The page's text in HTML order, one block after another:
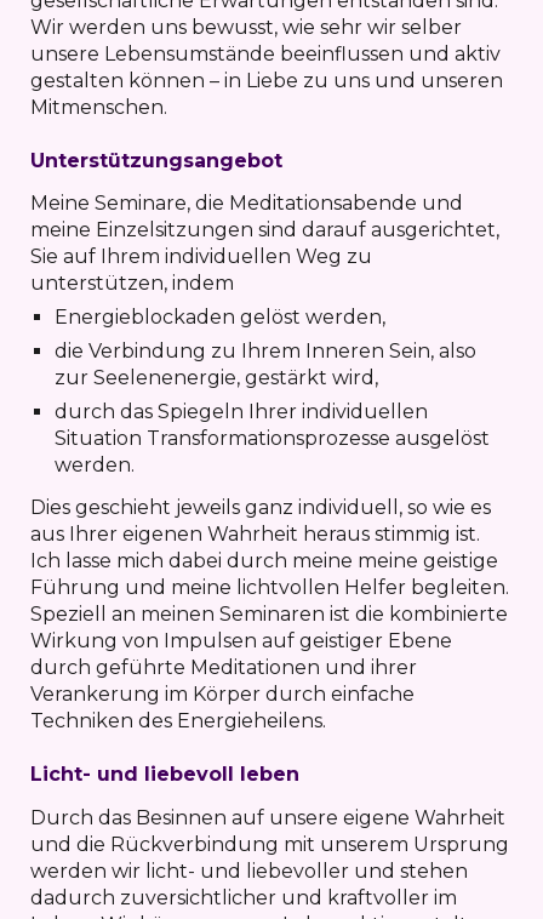
Wir werden uns bewusst, wie sehr wir selber
unsere Lebensumstände beeinflussen und aktiv
gestalten können – in Liebe zu uns und unseren
Mitmenschen.
Unterstützungsangebot
Meine Seminare, die Meditationsabende und
meine Einzelsitzungen sind darauf ausgerichtet,
Sie auf Ihrem individuellen Weg zu
unterstützen, indem
Energieblockaden gelöst werden,
die Verbindung zu Ihrem Inneren Sein, also
zur Seelenenergie, gestärkt wird,
durch das Spiegeln Ihrer individuellen
Situation Transformationsprozesse ausgelöst
werden.
Dies geschieht jeweils ganz individuell, so wie es
aus Ihrer eigenen Wahrheit heraus stimmig ist.
Ich lasse mich dabei durch meine meine geistige
Führung und meine lichtvollen Helfer begleiten.
Speziell an meinen Seminaren ist die kombinierte
Wirkung von Impulsen auf geistiger Ebene
durch geführte Meditationen und ihrer
Verankerung im Körper durch einfache
Techniken des Energieheilens.
Licht- und liebevoll leben
Durch das Besinnen auf unsere eigene Wahrheit
und die Rückverbindung mit unserem Ursprung
werden wir licht- und liebevoller und stehen
dadurch zuversichtlicher und kraftvoller im